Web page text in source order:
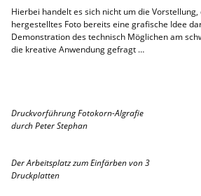
Hierbei handelt es sich nicht um die
hergestelltes Foto bereits eine grafische Idee
Demonstration des technisch Möglichen am
die kreative Anwendung gefragt …
Druckvorführung Fotokorn-Algrafie
durch Peter Stephan
Der Arbeitsplatz zum Einfärben von 3
Druckplatten